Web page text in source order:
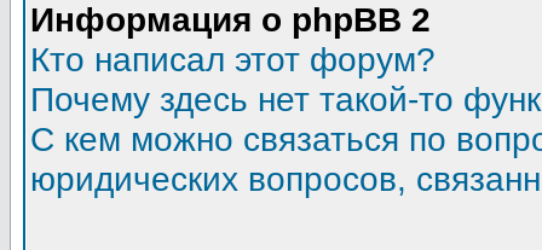
Информация о phpBB 2
Кто написал этот форум?
Почему здесь нет такой-то
С кем можно связаться по
юридических вопросов,